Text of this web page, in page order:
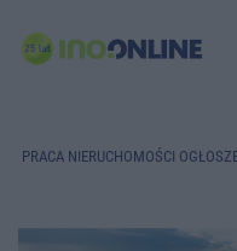
PRACA NIERUCHOMOŚCI